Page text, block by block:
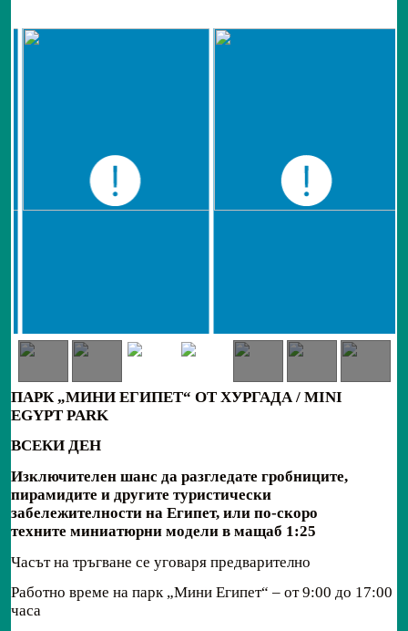
ПАРК „МИНИ ЕГИПЕТ“ ОТ ХУРГАДА / MINI
EGYPT PARK
ВСЕКИ ДЕН
Изключителен шанс да разгледате гробниците,
пирамидите и другите туристически
забележителности на Египет, или по-скоро
техните миниатюрни модели в мащаб 1:25
Часът на тръгване се уговаря предварително
Работно време на парк „Мини Египет“ – от 9:00 до 17:00
часа